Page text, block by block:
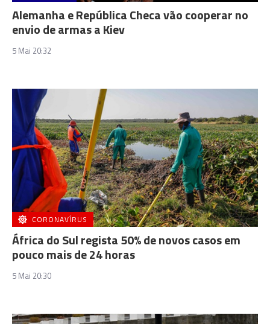
Alemanha e República Checa vão cooperar no
envio de armas a Kiev
5 Mai 20:32
CORONAVÍRUS
África do Sul regista 50% de novos casos em
pouco mais de 24 horas
5 Mai 20:30